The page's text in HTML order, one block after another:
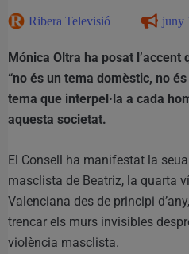
Ribera Televisió juny
Mónica Oltra ha posat
“no és un tema domèstic, no
tema que interpel·la a cada
aquesta societat.
El Consell ha manifestat la
masclista de Beatriz, la quarta
Valenciana des de principi
trencar els murs invisibles
violència masclista.